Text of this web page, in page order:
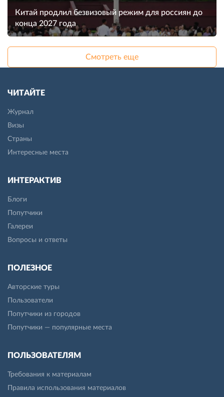
Китай продлил безвизовый режим для россиян до
конца 2027 года
Смотреть еще
ЧИТАЙТЕ
Журнал
Визы
Страны
Интересные места
ИНТЕРАКТИВ
Блоги
Попутчики
Галереи
Вопросы и ответы
ПОЛЕЗНОЕ
Авторские туры
Пользователи
Попутчики из городов
Попутчики — популярные места
ПОЛЬЗОВАТЕЛЯМ
Требования к материалам
Правила использования материалов